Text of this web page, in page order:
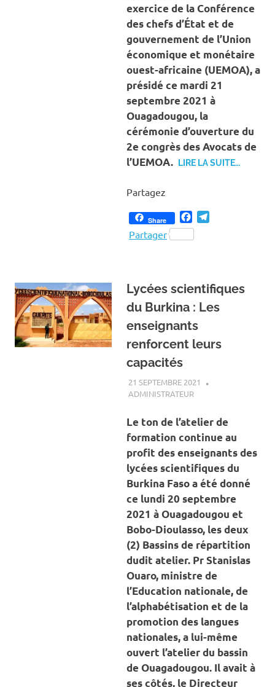
exercice de la Conférence
des chefs d’État et de
gouvernement de l’Union
économique et monétaire
ouest-africaine (UEMOA), a
présidé ce mardi 21
septembre 2021 à
Ouagadougou, la
cérémonie d’ouverture du
2e congrès des Avocats de
l’UEMOA.
LIRE LA SUITE…
Partagez
Share Facebook
Partager
Lycées scientifiques
du Burkina : Les
enseignants
renforcent leurs
capacités
21 SEPTEMBRE 2021
ADMINISTRATEURA LA UNE
Le ton de l’atelier de
formation continue au
profit des enseignants des
lycées scientifiques du
Burkina Faso a été donné
ce lundi 20 septembre
2021 à Ouagadougou et
Bobo-Dioulasso, les deux
(2) Bassins de répartition
dudit atelier. Pr Stanislas
Ouaro, ministre de
l’Education nationale, de
l’alphabétisation et de la
promotion des langues
nationales, a lui-même
ouvert l’atelier du bassin
de Ouagadougou. Il avait à
ses côtés, le Directeur